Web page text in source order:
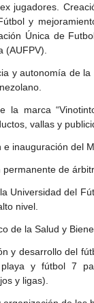
jugadores.
y
Única de
(AUFPV).
y autonomía de
la marca
vallas y
e inauguración del
permanente de
Universidad del
nivel.
de la Salud y
y desarrollo del
y fútbol 7
y ligas).